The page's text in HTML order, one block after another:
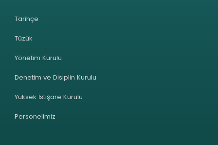
Tarihçe
Tüzük
Yönetim Kurulu
Denetim ve Disiplin Kurulu
Yüksek İstişare Kurulu
Personelimiz